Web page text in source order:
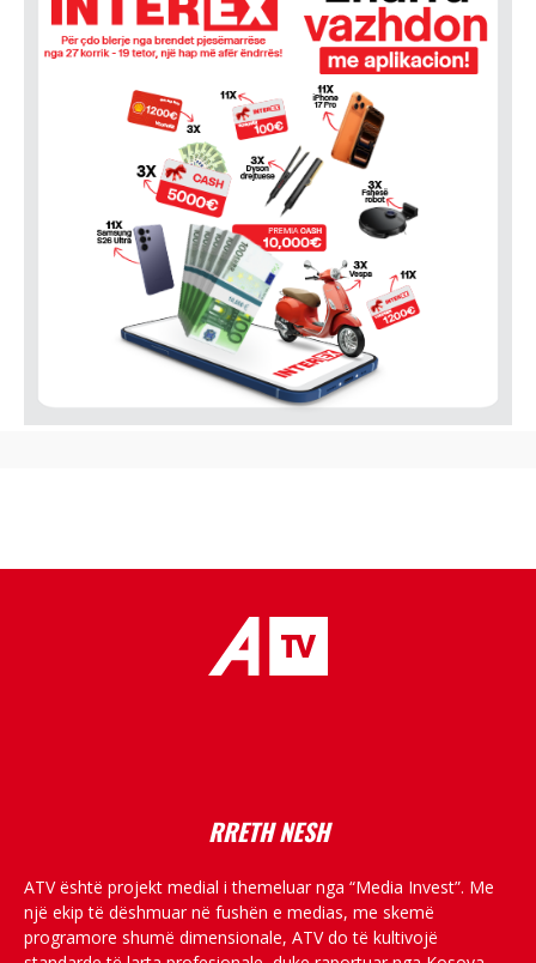
RRETH NESH
ATV është projekt medial i themeluar nga “Media Invest”. Me
një ekip të dëshmuar në fushën e medias, me skemë
programore shumë dimensionale, ATV do të kultivojë